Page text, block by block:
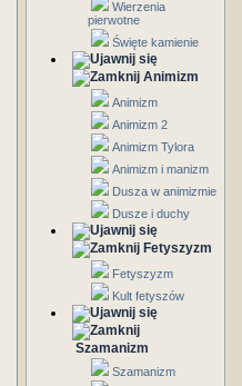
Wierzenia
pierwotne
Święte kamienie
Animizm
Animizm
Animizm 2
Animizm Tylora
Animizm i manizm
Dusza w animizmie
Dusze i duchy
Fetyszyzm
Fetyszyzm
Kult fetyszów
Szamanizm
Szamanizm